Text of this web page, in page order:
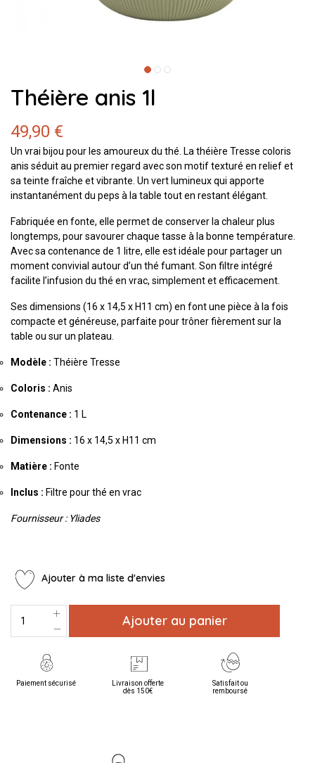
Théière anis 1l
49,90 €
Un vrai bijou pour les amoureux du thé. La théière Tresse coloris
anis séduit au premier regard avec son motif texturé en relief et
sa teinte fraîche et vibrante. Un vert lumineux qui apporte
instantanément du peps à la table tout en restant élégant.
Fabriquée en fonte, elle permet de conserver la chaleur plus
longtemps, pour savourer chaque tasse à la bonne température.
Avec sa contenance de 1 litre, elle est idéale pour partager un
moment convivial autour d’un thé fumant. Son filtre intégré
facilite l’infusion du thé en vrac, simplement et efficacement.
Ses dimensions (16 x 14,5 x H11 cm) en font une pièce à la fois
compacte et généreuse, parfaite pour trôner fièrement sur la
table ou sur un plateau.
Modèle : Théière Tresse
Coloris : Anis
Contenance : 1 L
Dimensions : 16 x 14,5 x H11 cm
Matière : Fonte
Inclus : Filtre pour thé en vrac
Fournisseur : Yliades
Ajouter à ma liste d'envies
Ajouter au panier
Paiement sécurisé
Livraison offerte
dès 150€
Satisfait ou
remboursé